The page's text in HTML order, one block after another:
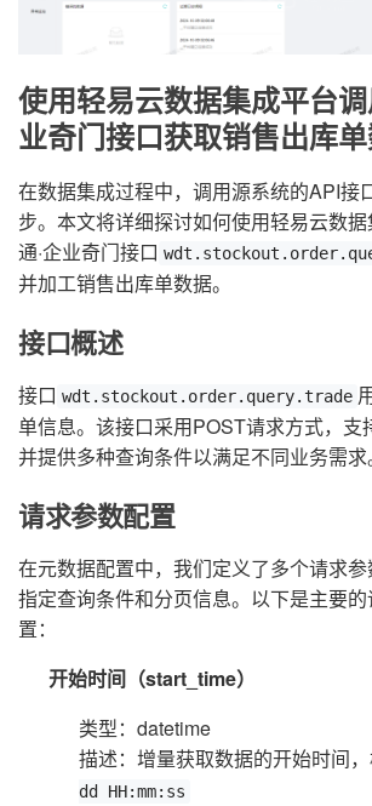
使用轻易云数据集成平台调
业奇门接口获取销售出库
在数据集成过程中，调用源系统的API接
步。本文将详细探讨如何使用轻易云数
通·企业奇门接口
并加工销售出库单数据。
接口概述
接口 wdt.stockout.order.query.trade
单信息。该接口采用POST请求方式，支
并提供多种查询条件以满足不同业务需求
请求参数配置
在元数据配置中，我们定义了多个请求
指定查询条件和分页信息。以下是主要
置：
开始时间（start_time）
类型：datetime
描述：增量获取数据的开始时间
dd HH:mm:ss